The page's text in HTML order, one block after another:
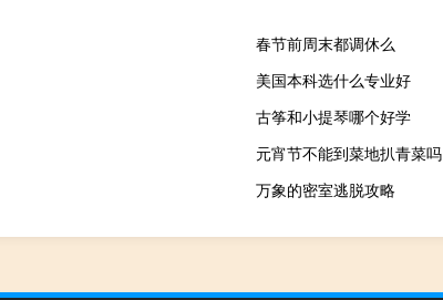
春节前周末都调休么
美国本科选什么专业好
古筝和小提琴哪个好学
元宵节不能到菜地扒青菜吗
万象的密室逃脱攻略